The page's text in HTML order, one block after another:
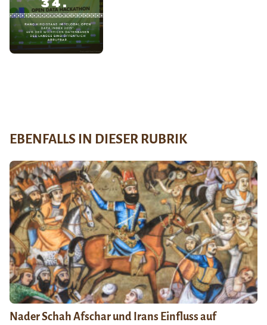
EBENFALLS IN DIESER RUBRIK
Nader Schah Afschar und Irans Einfluss auf